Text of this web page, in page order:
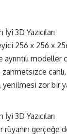
256 x 256 x
ayrıntılı
yenilmesi zor bir
rüyanın gerçeğe